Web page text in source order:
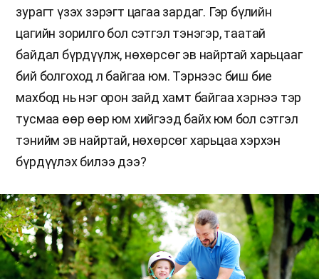
зурагт үзэх зэрэгт цагаа зардаг. Гэр бүлийн
цагийн зорилго бол сэтгэл тэнэгэр, таатай
байдал бүрдүүлж, нөхөрсөг эв найртай харьцааг
бий болгоход л байгаа юм. Тэрнээс биш бие
махбод нь нэг орон зайд хамт байгаа хэрнээ тэр
тусмаа өөр өөр юм хийгээд байх юм бол сэтгэл
тэнийм эв найртай, нөхөрсөг харьцаа хэрхэн
бүрдүүлэх билээ дээ?